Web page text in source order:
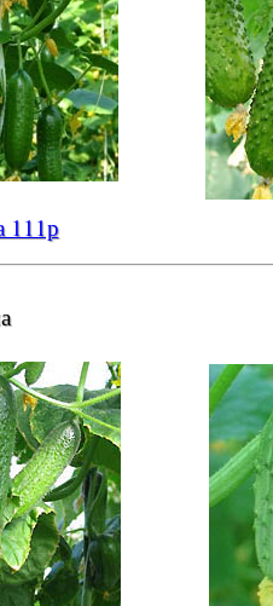
111р